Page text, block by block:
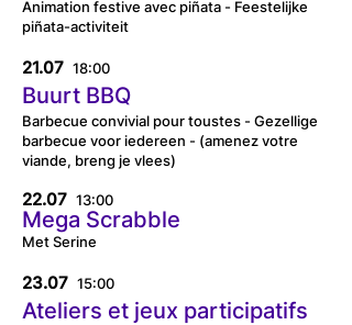
Animation festive avec piñata - Feestelijke
piñata-activiteit
21.07 18:00
Buurt BBQ
Barbecue convivial pour toustes - Gezellige
barbecue voor iedereen - (amenez votre
viande, breng je vlees)
22.07 13:00
Mega Scrabble
Met Serine
23.07 15:00
Ateliers et jeux participatifs